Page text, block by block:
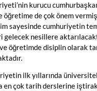
kurucu
öğretime de çok önem
sayesinde cumhuriyetin
gelecek nesillere
öğretimde disiplin olarak
ilk yıllarında
en çok tarih derslerine